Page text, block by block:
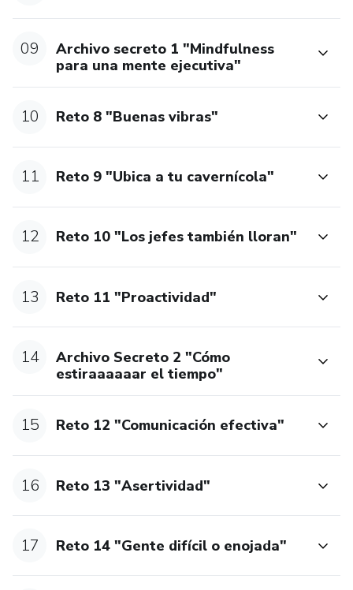
09
Archivo secreto 1 "Mindfulness
para una mente ejecutiva"
10 Reto 8 "Buenas vibras"
11 Reto 9 "Ubica a tu cavernícola"
12 Reto 10 "Los jefes también lloran"
13 Reto 11 "Proactividad"
14
Archivo Secreto 2 "Cómo
estiraaaaaar el tiempo"
15 Reto 12 "Comunicación efectiva"
16 Reto 13 "Asertividad"
17 Reto 14 "Gente difícil o enojada"